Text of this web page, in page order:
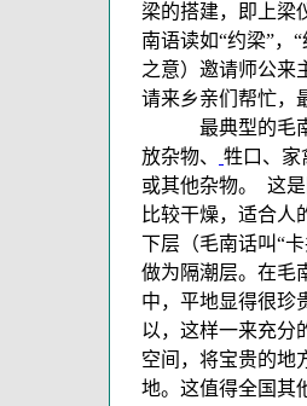
梁的搭建，即上梁
南语读如“约梁”，
之意）邀请师公来
请来乡亲们帮忙，
最典型的毛南族
放杂物、
牲口、家
或其他杂物。 这
比较干燥，适合人
下层（毛南话叫“
做为隔潮层。在毛
中，平地显得很珍
以，这样一来充分
空间，将宝贵的地
地。这值得全国其